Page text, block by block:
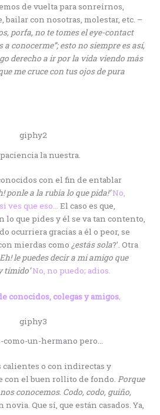
de vuelta para sonreírnos,
bailar con nosotras, molestar, etc. –
porfa, no te tomes el eye-contact
a conocerme”; esto no siempre es así,
derecho a ir por la vida viendo más
me cruce con tus ojos de pura
la nuestra.
con el fin de entablar
ponle a la rubia lo que pida!’No,
ves que eso… El caso es que,
lo que pides y él se va tan contento,
ocurriera gracias a él o peor, se
mierdas como ¿estás sola?’. Otra
Eh! le puedes decir a mi amigo que
tímido’No, no puedo; adios.
conocidos, colegas y amigos.
como-un-hermano pero…
calientes o con indirectas y
con el buen rollito de fondo. Porque
conocemos. Codo, codo, guiño,
novia. Que sí, que están casados. Ya,